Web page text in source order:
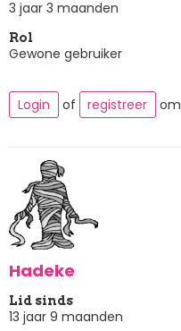
3 jaar 3 maanden
Rol
Gewone gebruiker
Login of registreer
Hadeke
Lid sinds
13 jaar 9 maanden